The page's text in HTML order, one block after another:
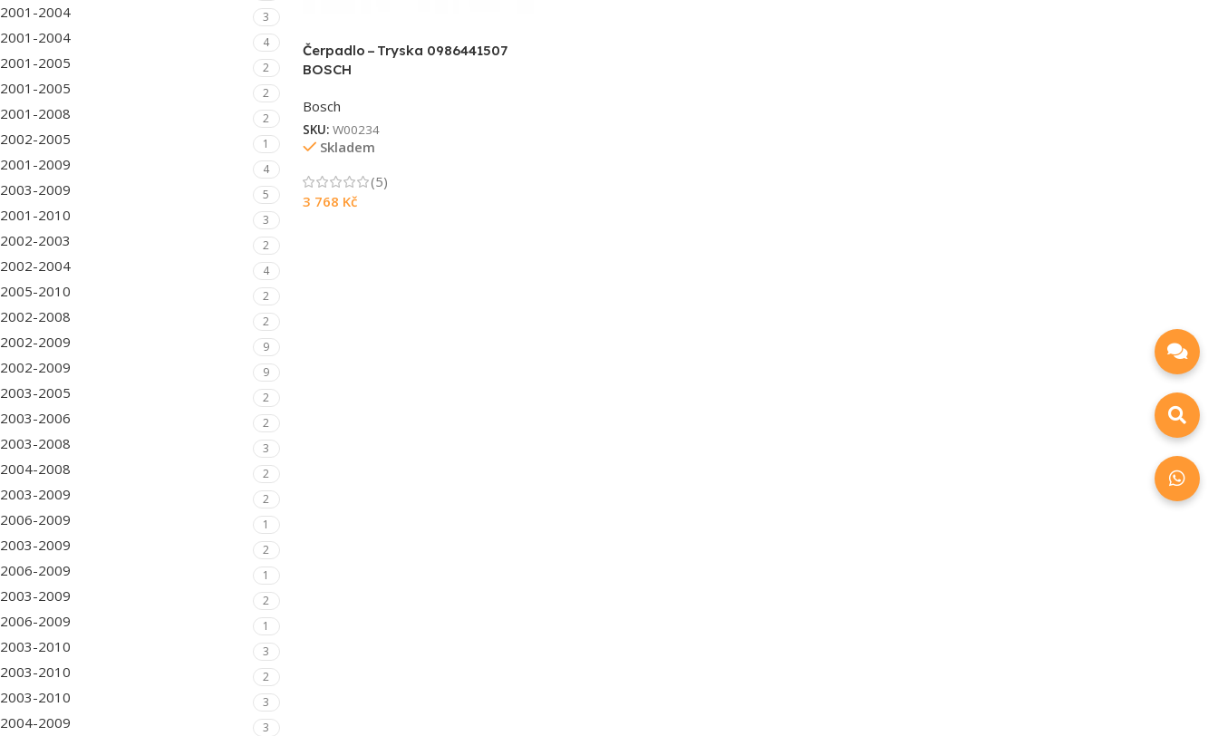
2001-2004 3
2001-2004 4
2001-2005 2
2001-2005 2
2001-2008 2
2002-2005 1
2001-2009 4
2003-2009 5
2001-2010 3
2002-2003 2
2002-2004 4
2005-2010 2
2002-2008 2
2002-2009 9
2002-2009 9
2003-2005 2
2003-2006 2
2003-2008 3
2004-2008 2
2003-2009 2
2006-2009 1
2003-2009 2
2006-2009 1
2003-2009 2
2006-2009 1
2003-2010 3
2003-2010 2
2003-2010 3
2004-2009 3
Čerpadlo – Tryska 0986441507
BOSCH
Bosch
SKU: W00234
Skladem
(5)
3 768 Kč